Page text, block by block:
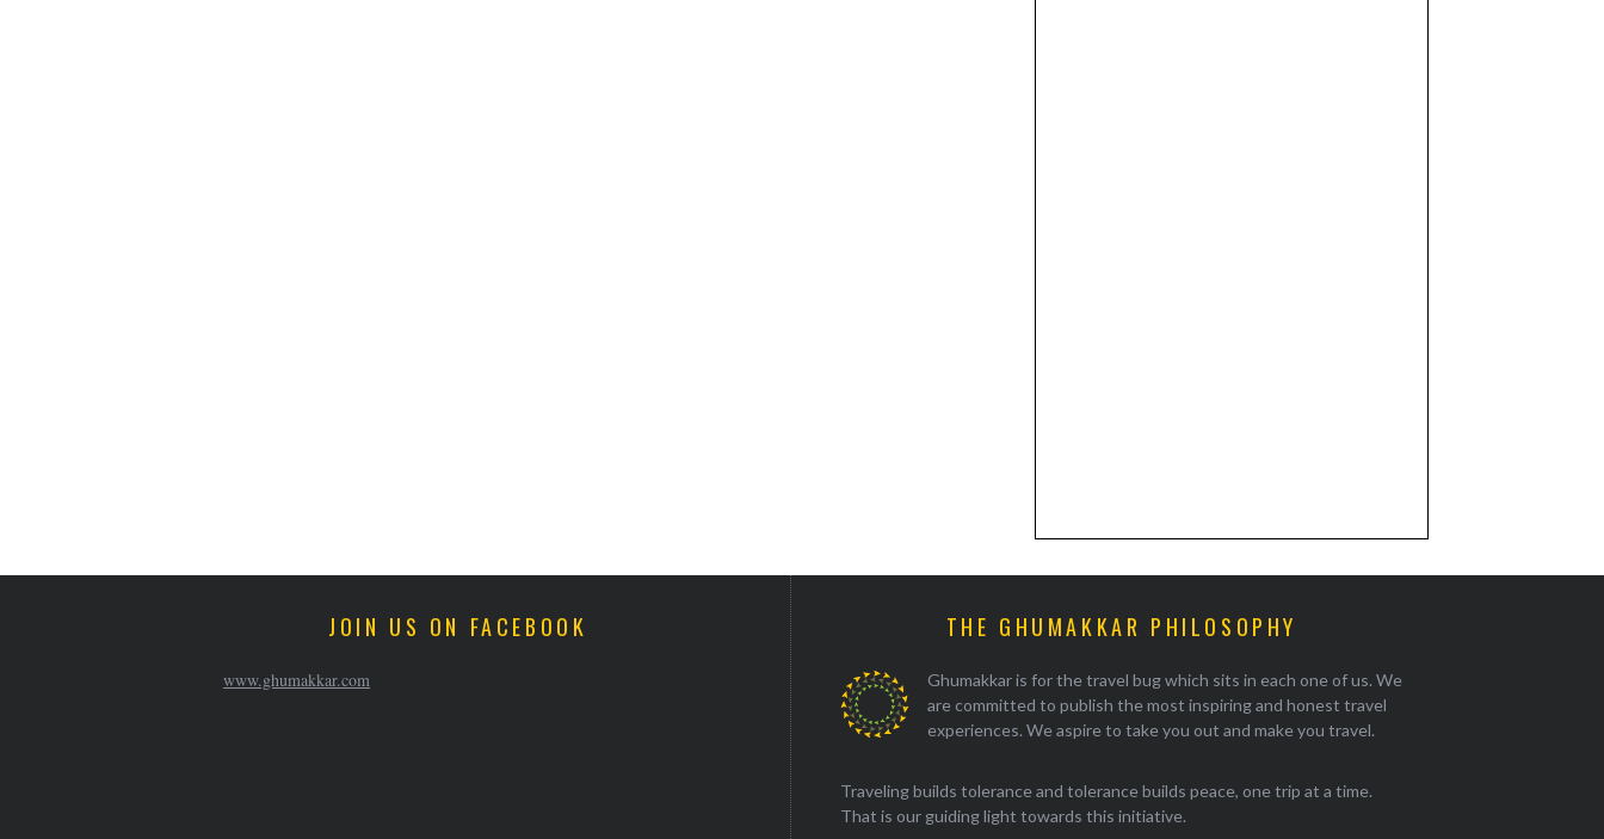
JOIN US ON FACEBOOK
www.ghumakkar.com
THE GHUMAKKAR PHILOSOPHY
Ghumakkar is for the travel bug which sits in each one of us. We
are committed to publish the most inspiring and honest travel
experiences. We aspire to take you out and make you travel.
Traveling builds tolerance and tolerance builds peace, one trip at a time.
That is our guiding light towards this initiative.